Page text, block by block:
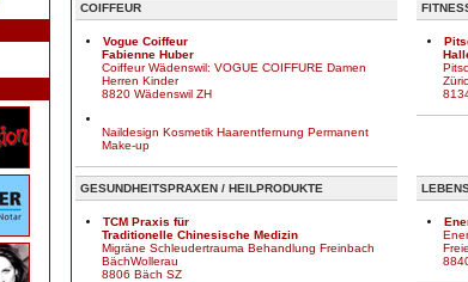
COIFFEUR
Vogue Coiffeur
Fabienne Huber
Coiffeur Wädenswil: VOGUE COIFFURE Damen
Herren Kinder
8820 Wädenswil ZH
Naildesign Kosmetik Haarentfernung Permanent
Make-up
GESUNDHEITSPRAXEN / HEILPRODUKTE
TCM Praxis für
Traditionelle Chinesische Medizin
Migräne Schleudertrauma Behandlung Freinbach
BächWollerau
8806 Bäch SZ